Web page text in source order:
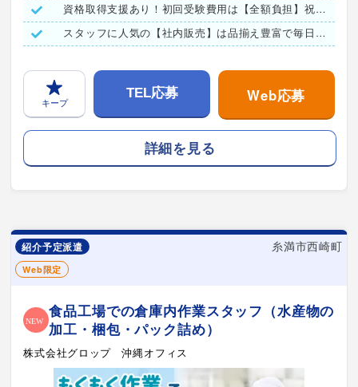
資格取得支援あり！初回受験費用は【全額負担】祝い金も有ります
スタッフに人気の【社内販売】は品揃え豊富で毎日が楽しみ♪
キープ
TEL応募 Web応募
詳細を見る
紹介予定派遣 糸満市西崎町
Web限定
食品工場での倉庫内作業スタッフ（水産物の
加工・梱包・パック詰め）
株式会社グロップ 沖縄オフィス